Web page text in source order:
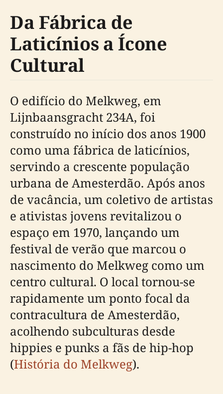
Da Fábrica de
Laticínios a Ícone
Cultural
O edifício do Melkweg, em
Lijnbaansgracht 234A, foi
construído no início dos anos 1900
como uma fábrica de laticínios,
servindo a crescente população
urbana de Amesterdão. Após anos
de vacância, um coletivo de artistas
e ativistas jovens revitalizou o
espaço em 1970, lançando um
festival de verão que marcou o
nascimento do Melkweg como um
centro cultural. O local tornou-se
rapidamente um ponto focal da
contracultura de Amesterdão,
acolhendo subculturas desde
hippies e punks a fãs de hip-hop
(História do Melkweg).